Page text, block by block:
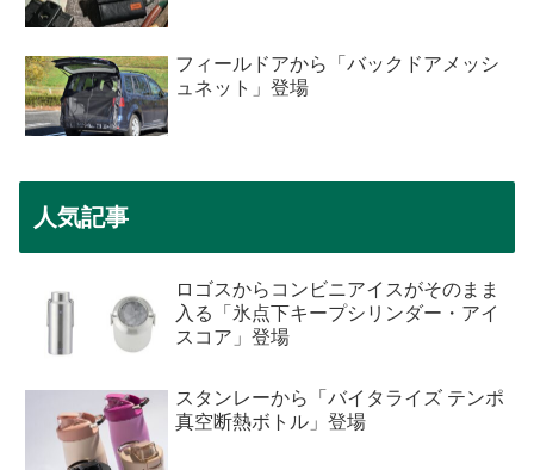
フィールドアから「バックドアメッシ
ュネット」登場
人気記事
ロゴスからコンビニアイスがそのまま
入る「氷点下キープシリンダー・アイ
スコア」登場
スタンレーから「バイタライズ テンポ
真空断熱ボトル」登場